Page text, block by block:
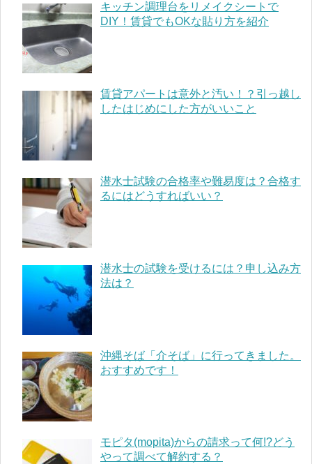
キッチン調理台をリメイクシートで
DIY！賃貸でもOKな貼り方を紹介
賃貸アパートは意外と汚い！？引っ越し
したはじめにした方がいいこと
潜水士試験の合格率や難易度は？合格す
るにはどうすればいい？
潜水士の試験を受けるには？申し込み方
法は？
沖縄そば「介そば」に行ってきました。
おすすめです！
モピタ(mopita)からの請求って何!?どう
やって調べて解約する？